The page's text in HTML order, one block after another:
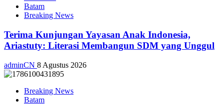
Batam
Breaking News
Terima Kunjungan Yayasan Anak Indonesia,
Ariastuty: Literasi Membangun SDM yang Unggul
adminCN 8 Agustus 2026
Breaking News
Batam